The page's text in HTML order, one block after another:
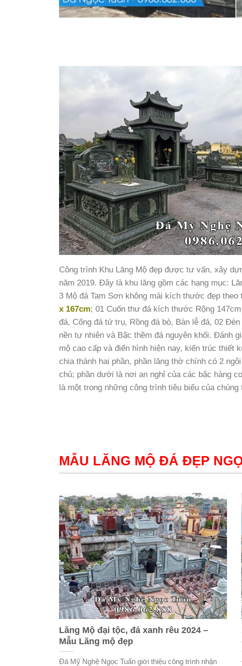
Công trình Khu Lăng Mộ đẹp được tư vấn, xây
năm 2019. Đây là khu lăng gồm các hạng mục:
3 Mộ đá Tam Sơn không mái kích thước đẹp theo
x 167cm; 01 Cuốn thư đá kích thước Rộng
đá, Cổng đá tứ trụ, Rồng đá bò, Bàn lễ đá, 02
nền tự nhiên và Bậc thềm đá nguyên khối. Đánh
mộ cao cấp và điển hình hiện nay, kiến trúc thiết
chia thành hai phần, phần lăng thờ chính có 2
chủ; phần dưới là nơi an nghỉ của các bậc hàng
là một trong những công trình tiêu biểu của chúng
MẪU LĂNG MỘ ĐÁ ĐẸP
Lăng Mộ đại tộc, đá xanh rêu 2024 –
Mẫu Lăng mộ đẹp
Đá Mỹ Nghệ Ngọc Tuấn giới thiệu công trình nhận